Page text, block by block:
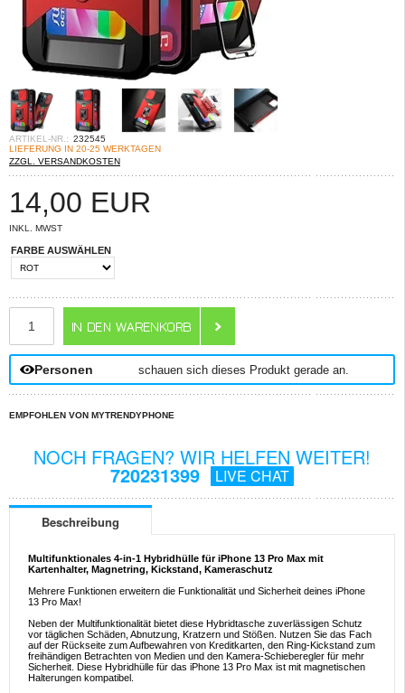
ARTIKEL-NR.: 232545
LIEFERUNG IN 20-25 WERKTAGEN
ZZGL. VERSANDKOSTEN
14,00 EUR
INKL. MWST
FARBE AUSWÄHLEN
Personen schauen sich dieses Produkt gerade an.
EMPFOHLEN VON MYTRENDYPHONE
NOCH FRAGEN? WIR HELFEN WEITER!
720231399 LIVE CHAT
Beschreibung
Multifunktionales 4-in-1 Hybridhülle für iPhone 13 Pro Max mit
Kartenhalter, Magnetring, Kickstand, Kameraschutz
Mehrere Funktionen erweitern die Funktionalität und Sicherheit deines iPhone
13 Pro Max!
Neben der Multifunktionalität bietet diese Hybridtasche zuverlässigen Schutz
vor täglichen Schäden, Abnutzung, Kratzern und Stößen. Nutzen Sie das Fach
auf der Rückseite zum Aufbewahren von Kreditkarten, den Ring-Kickstand zum
freihändigen Betrachten von Medien und den Kamera-Schieberegler für mehr
Sicherheit. Diese Hybridhülle für das iPhone 13 Pro Max ist mit magnetischen
Halterungen kompatibel.